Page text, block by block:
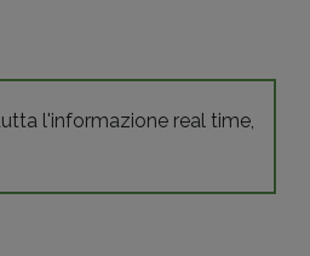
l'informazione real time,